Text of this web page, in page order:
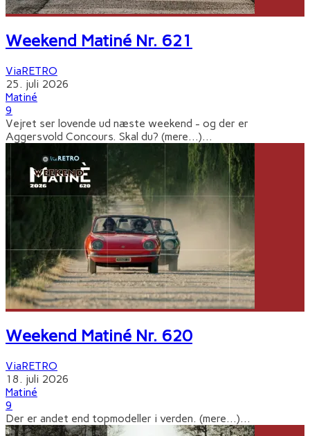
Weekend Matiné Nr. 621
ViaRETRO
25. juli 2026
Matiné
9
Vejret ser lovende ud næste weekend - og der er
Aggersvold Concours. Skal du? (mere…)...
Weekend Matiné Nr. 620
ViaRETRO
18. juli 2026
Matiné
9
Der er andet end topmodeller i verden. (mere…)...